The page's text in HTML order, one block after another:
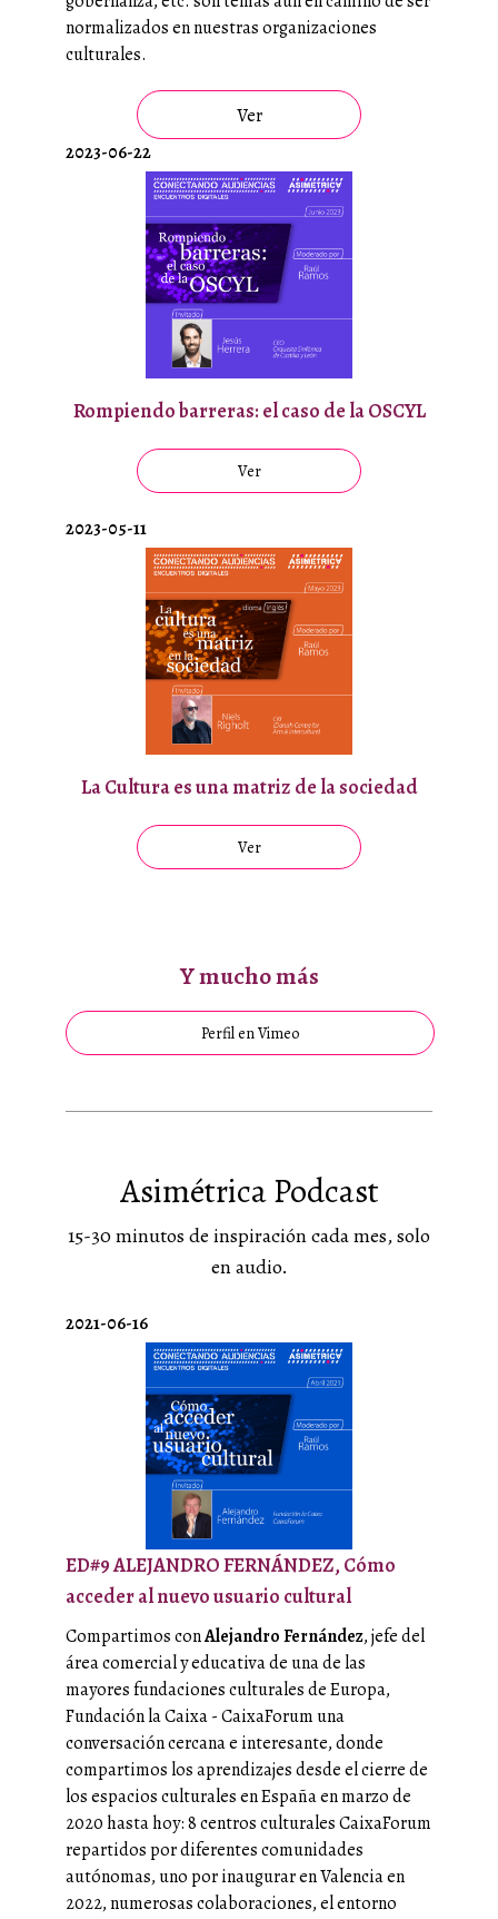
normalizados en nuestras organizaciones
culturales.
Ver
2023-06-22
Rompiendo barreras: el caso de la OSCYL
Ver
2023-05-11
La Cultura es una matriz de la sociedad
Ver
Y mucho más
Perfil en Vimeo
Asimétrica Podcast
15-30 minutos de inspiración cada mes, solo
en audio.
2021-06-16
ED#9 ALEJANDRO FERNÁNDEZ, Cómo
acceder al nuevo usuario cultural
Compartimos conAlejandro Fernández, jefe del
área comercial y educativa de una de las
mayores fundaciones culturales de Europa,
Fundación la Caixa-CaixaForum una
conversación cercana e interesante, donde
compartimos los aprendizajes desde el cierre de
los espacios culturales en España en marzo de
2020 hasta hoy: 8 centros culturales CaixaForum
repartidos por diferentes comunidades
autónomas, uno por inaugurar en Valencia en
2022, numerosas colaboraciones, el entorno